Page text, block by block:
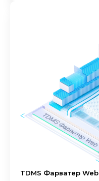
TDMS Фарватер Web